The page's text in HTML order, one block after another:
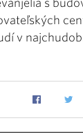
s
v